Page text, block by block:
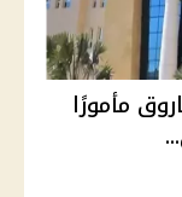
مأمورًا